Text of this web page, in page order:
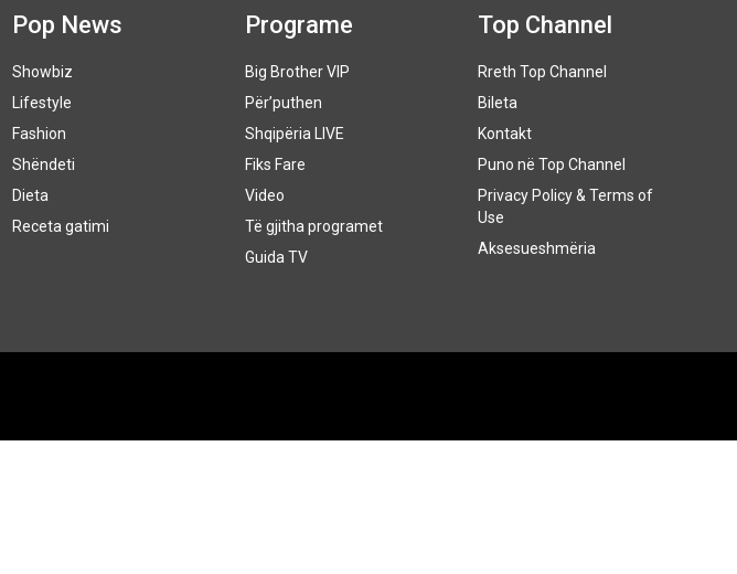
Pop News
Showbiz
Lifestyle
Fashion
Shëndeti
Dieta
Receta gatimi
Programe
Big Brother VIP
Për’puthen
Shqipëria LIVE
Fiks Fare
Video
Të gjitha programet
Guida TV
Top Channel
Rreth Top Channel
Bileta
Kontakt
Puno në Top Channel
Privacy Policy & Terms of
Use
Aksesueshmëria